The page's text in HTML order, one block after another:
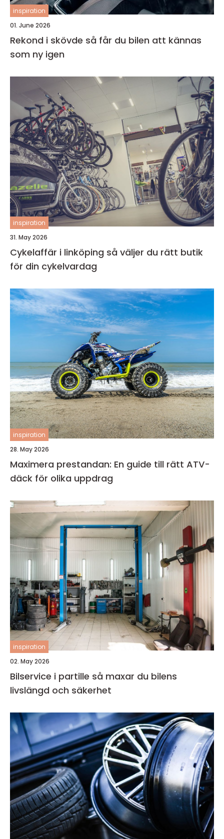
inspiration
01. June 2026
Rekond i skövde så får du bilen att kännas
som ny igen
inspiration
31. May 2026
Cykelaffär i linköping så väljer du rätt butik
för din cykelvardag
inspiration
28. May 2026
Maximera prestandan: En guide till rätt ATV-
däck för olika uppdrag
inspiration
02. May 2026
Bilservice i partille så maxar du bilens
livslängd och säkerhet